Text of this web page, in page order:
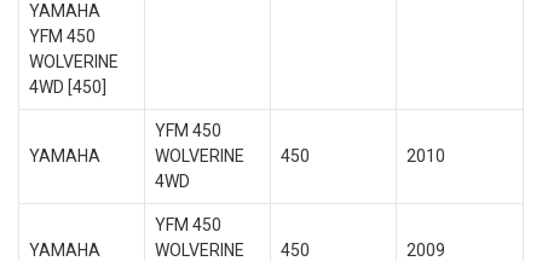
YAMAHA
YFM 450
WOLVERINE
4WD [450]
YAMAHA
YFM 450
WOLVERINE
4WD
450 2010
YAMAHA
YFM 450
WOLVERINE
450 2009